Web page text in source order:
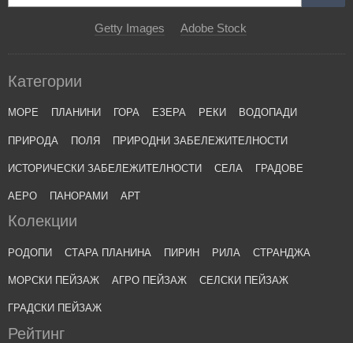
Getty Images Adobe Stock
Категории
МОРЕ ПЛАНИНИ ГОРА ЕЗЕРА РЕКИ ВОДОПАДИ
ПРИРОДА ПОЛЯ ПРИРОДНИ ЗАБЕЛЕЖИТЕЛНОСТИ
ИСТОРИЧЕСКИ ЗАБЕЛЕЖИТЕЛНОСТИ СЕЛА ГРАДОВЕ
АЕРО ПАНОРАМИ АРТ
Колекции
РОДОПИ СТАРА ПЛАНИНА ПИРИН РИЛА СТРАНДЖА
МОРСКИ ПЕЙЗАЖ АГРО ПЕЙЗАЖ СЕЛСКИ ПЕЙЗАЖ
ГРАДСКИ ПЕЙЗАЖ
Рейтинг